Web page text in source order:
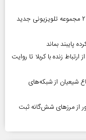
هنرمند منحصر‌به‌فردی را از دست دادیم/ پخش ۲ مجموعه تلویزیونی جدید
پایبند بماند
زنده با کربلا تا روایت
شیعیان از شبکه‌های
بیش از ۴.۳ میلیون عبور از مرزهای شش‌گانه ثبت